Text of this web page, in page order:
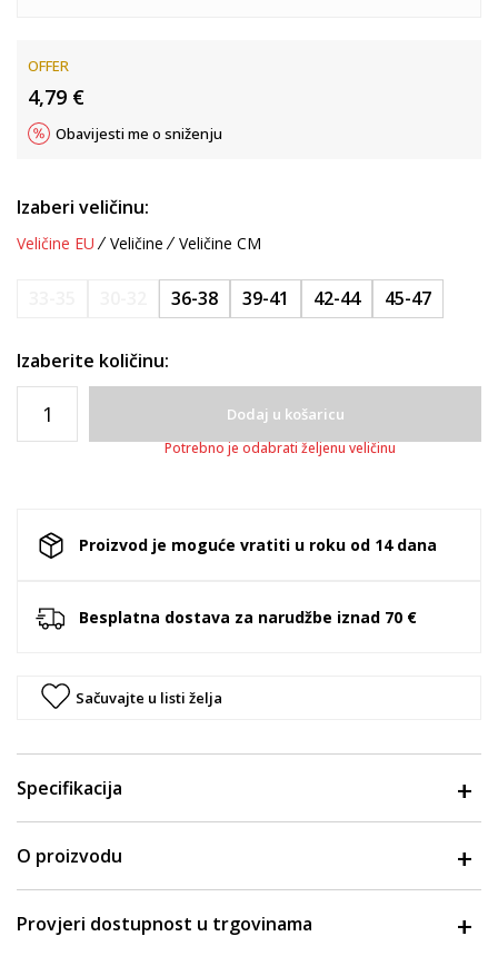
OFFER
4,79 €
Obavijesti me o sniženju
Izaberi veličinu:
Veličine EU Veličine Veličine CM
36-38 39-41 42-44 45-47
Izaberite količinu:
Dodaj u košaricu
Potrebno je odabrati željenu veličinu
Proizvod je moguće vratiti u roku od 14 dana
Besplatna dostava za narudžbe iznad 70 €
Sačuvajte u listi želja
Specifikacija
O proizvodu
Provjeri dostupnost u trgovinama